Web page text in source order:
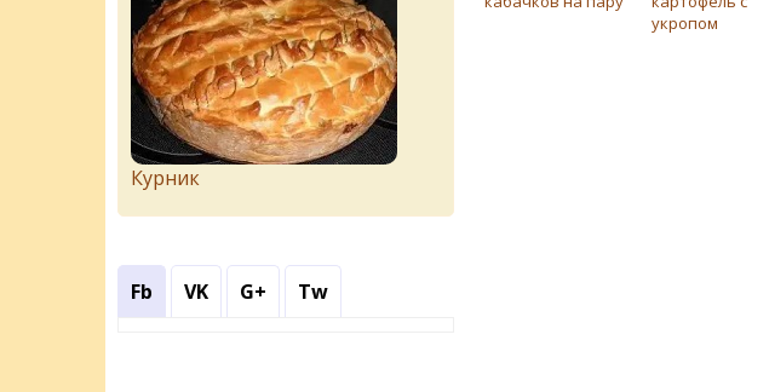
укропом
Курник
Fb VK G+ Tw